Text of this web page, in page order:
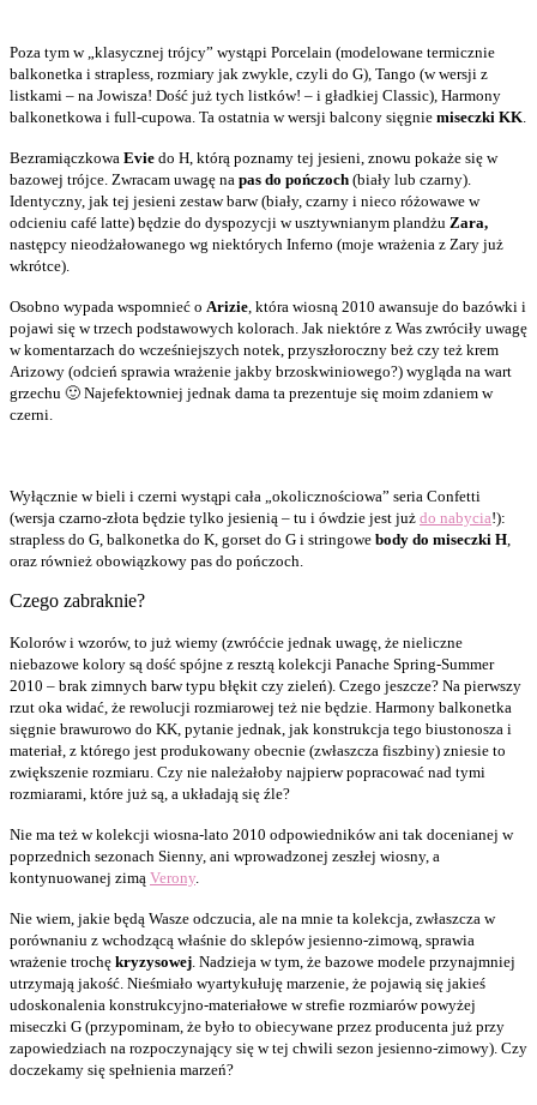
Poza tym w „klasycznej trójcy” wystąpi Porcelain (modelowane termicznie
balkonetka i strapless, rozmiary jak zwykle, czyli do G), Tango (w wersji z
listkami – na Jowisza! Dość już tych listków! – i gładkiej Classic), Harmony
balkonetkowa i full-cupowa. Ta ostatnia w wersji balcony sięgnie miseczki KK
Bezramiączkowa Evie do H, którą poznamy tej jesieni, znowu pokaże się w
bazowej trójce. Zwracam uwagę na pas do pończoch (biały lub czarny).
Identyczny, jak tej jesieni zestaw barw (biały, czarny i nieco różowawe w
odcieniu café latte) będzie do dyspozycji w usztywnianym plandżu Zara,
następcy nieodżałowanego wg niektórych Inferno (moje wrażenia z Zary już
wkrótce).
Osobno wypada wspomnieć o Arizie , która wiosną 2010 awansuje do bazówki i
pojawi się w trzech podstawowych kolorach. Jak niektóre z Was zwróciły uwagę
w komentarzach do wcześniejszych notek, przyszłoroczny beż czy też krem
Arizowy (odcień sprawia wrażenie jakby brzoskwiniowego?) wygląda na wart
grzechu 🙂 Najefektowniej jednak dama ta prezentuje się moim zdaniem w
czerni.
Wyłącznie w bieli i czerni wystąpi cała „okolicznościowa” seria Confetti
(wersja czarno-złota będzie tylko jesienią – tu i ówdzie jest już do nabycia!):
strapless do G, balkonetka do K, gorset do G i stringowe body do miseczki H
oraz również obowiązkowy pas do pończoch.
Czego zabraknie?
Kolorów i wzorów, to już wiemy (zwróćcie jednak uwagę, że nieliczne
niebazowe kolory są dość spójne z resztą kolekcji Panache Spring-Summer
2010 – brak zimnych barw typu błękit czy zieleń). Czego jeszcze? Na pierwszy
rzut oka widać, że rewolucji rozmiarowej też nie będzie. Harmony balkonetka
sięgnie brawurowo do KK, pytanie jednak, jak konstrukcja tego biustonosza i
materiał, z którego jest produkowany obecnie (zwłaszcza fiszbiny) zniesie to
zwiększenie rozmiaru. Czy nie należałoby najpierw popracować nad tymi
rozmiarami, które już są, a układają się źle?
Nie ma też w kolekcji wiosna-lato 2010 odpowiedników ani tak docenianej w
poprzednich sezonach Sienny, ani wprowadzonej zeszłej wiosny, a
kontynuowanej zimą Verony
Nie wiem, jakie będą Wasze odczucia, ale na mnie ta kolekcja, zwłaszcza w
porównaniu z wchodzącą właśnie do sklepów jesienno-zimową, sprawia
wrażenie trochę kryzysowej . Nadzieja w tym, że bazowe modele przynajmniej
utrzymają jakość. Nieśmiało wyartykułuję marzenie, że pojawią się jakieś
udoskonalenia konstrukcyjno-materiałowe w strefie rozmiarów powyżej
miseczki G (przypominam, że było to obiecywane przez producenta już przy
zapowiedziach na rozpoczynający się w tej chwili sezon jesienno-zimowy). Czy
doczekamy się spełnienia marzeń?